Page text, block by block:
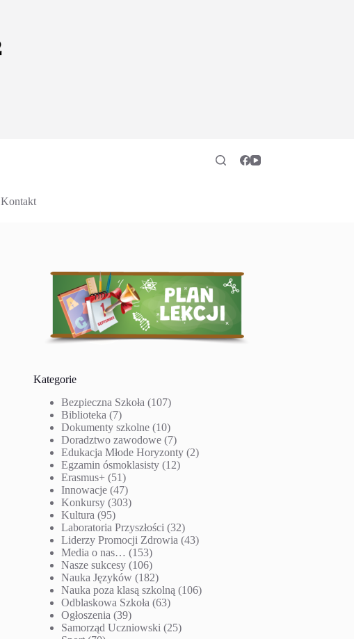
Kontakt
Kategorie
Bezpieczna Szkoła (107)
Biblioteka (7)
Dokumenty szkolne (10)
Doradztwo zawodowe (7)
Edukacja Młode Horyzonty (2)
Egzamin ósmoklasisty (12)
Erasmus+ (51)
Innowacje (47)
Konkursy (303)
Kultura (95)
Laboratoria Przyszłości (32)
Liderzy Promocji Zdrowia (43)
Media o nas… (153)
Nasze sukcesy (106)
Nauka Języków (182)
Nauka poza klasą szkolną (106)
Odblaskowa Szkoła (63)
Ogłoszenia (39)
Samorząd Uczniowski (25)